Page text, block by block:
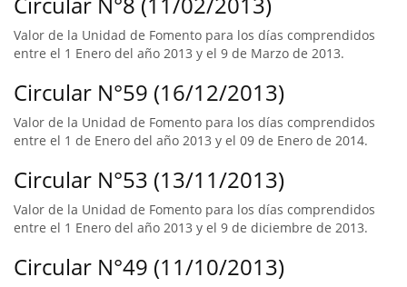
Valor de la Unidad de Fomento para los días comprendidos
entre el 1 Enero del año 2013 y el 9 de Marzo de 2013.
Circular N°59 (16/12/2013)
Valor de la Unidad de Fomento para los días comprendidos
entre el 1 de Enero del año 2013 y el 09 de Enero de 2014.
Circular N°53 (13/11/2013)
Valor de la Unidad de Fomento para los días comprendidos
entre el 1 Enero del año 2013 y el 9 de diciembre de 2013.
Circular N°49 (11/10/2013)